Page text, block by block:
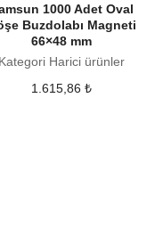
1000 Adet Oval
Buzdolabı Magneti
66×48 mm
Kategori Harici ürünler
1.615,86₺